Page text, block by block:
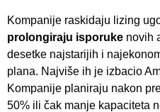
Kompanije raskidaju lizing
prolongiraju isporuke novih
desetke najstarijih i
plana. Najviše ih je izbacio
Kompanije planiraju nakon
50% ili čak manje kapaciteta